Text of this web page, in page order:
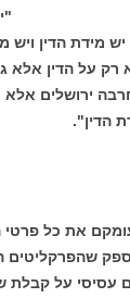
מידת הדין ויש
רק על הדין
ירושלים
הדין".
את כל
ספק
עסיסי על קבלת